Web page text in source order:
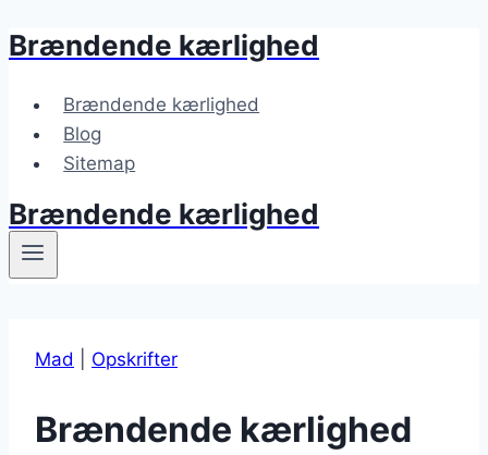
Fortsæt
indhold
Brændende kærlighed
Brændende kærlighed
Blog
Sitemap
Brændende kærlighed
Mad Opskrifter
Brændende kærlighed